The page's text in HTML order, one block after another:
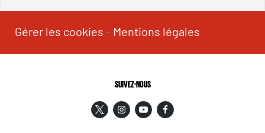
Gérer les cookies - Mentions légales
SUIVEZ-NOUS